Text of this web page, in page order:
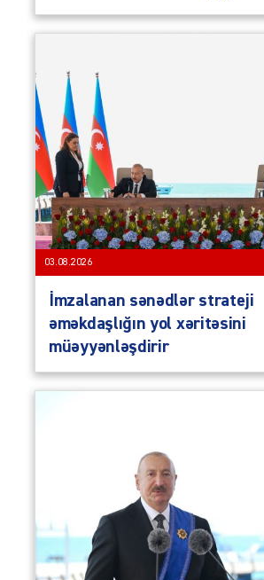
03.08.2026
İmzalanan sənədlər strateji
əməkdaşlığın yol xəritəsini
müəyyənləşdirir